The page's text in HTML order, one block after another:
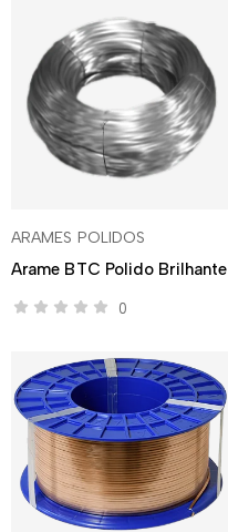
ARAMES POLIDOS
Arame BTC Polido Brilhante
0